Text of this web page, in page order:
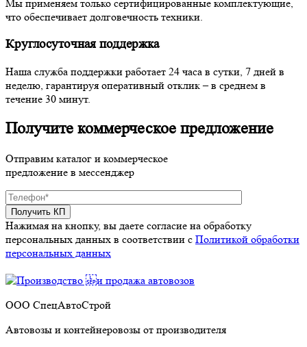
Мы применяем только сертифицированные комплектующие,
что обеспечивает долговечность техники.
Круглосуточная поддержка
Наша служба поддержки работает 24 часа в сутки, 7 дней в
неделю, гарантируя оперативный отклик – в среднем в
течение 30 минут.
Получите коммерческое предложение
Отправим каталог и коммерческое
предложение в мессенджер
Нажимая на кнопку, вы даете согласие на обработку
персональных данных в соответствии c Политикой обработки
персональных данных
ООО СпецАвтоСтрой
Автовозы и контейнеровозы от производителя